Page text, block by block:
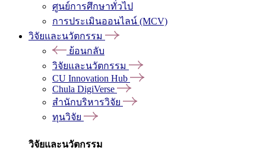
ศูนย์การศึกษาทั่วไป
การประเมินออนไลน์ (MCV)
วิจัยและนวัตกรรม
ย้อนกลับ
วิจัยและนวัตกรรม
CU Innovation Hub
Chula DigiVerse
สำนักบริหารวิจัย
ทุนวิจัย
วิจัยและนวัตกรรม